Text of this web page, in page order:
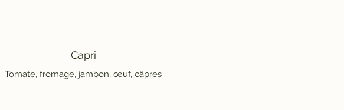
Capri
Tomate, fromage, jambon, œuf, câpres